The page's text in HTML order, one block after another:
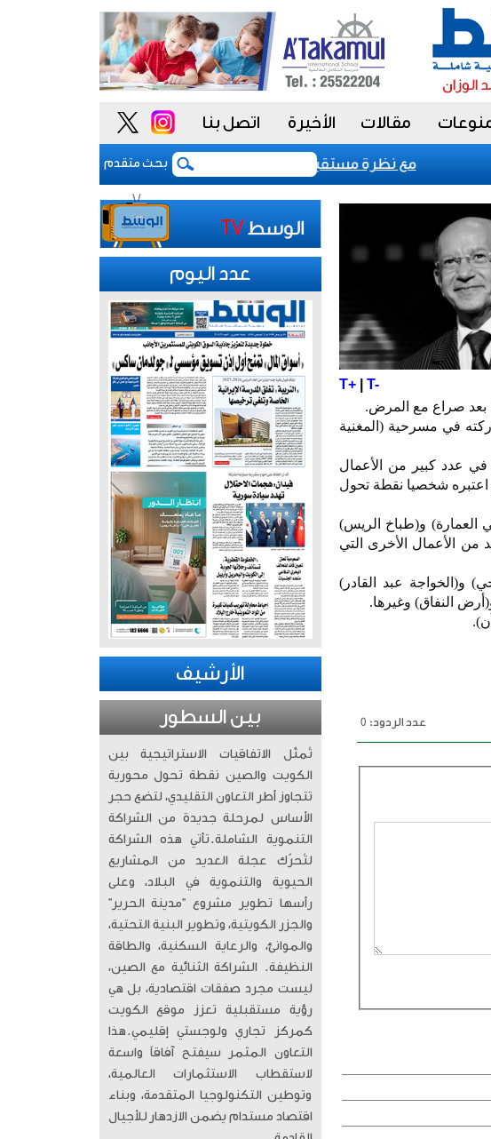
مقالات الأخيرة اتصل بنا
بحث متقدم بعد 5 أشهر من الحرب.. بوادر اتفاق "وشيك" لفتح مضيق هرمز «فيتش» تؤكد التصنيف السيادي للكويت عند «-aa» مع نظرة مستقبلية مستقرة
T+| T-
مشواره الفني عام 1981 من خلال مشاركته في مسرحية (المغنية
في عدد كبير من الأعمال
اعتبره شخصيا نقطة تحول
العمارة) و(طباخ الريس)
من الأعمال الأخرى التي
و(الخواجة عبد القادر)
النفاق) وغيرها.
عدد الردود: 0
عدد اليوم
الأرشيف
بين السطور
تُمثّل الاتفاقيات الاستراتيجية بين
الكويت والصين نقطة تحول محورية
تتجاوز أطر التعاون التقليدي، لتضع حجر
الأساس لمرحلة جديدة من الشراكة
التنموية الشاملة. ​تأتي هذه الشراكة
لتُحرّك عجلة العديد من المشاريع
الحيوية والتنموية في البلاد، وعلى
رأسها تطوير مشروع “مدينة الحرير”
والجزر الكويتية، وتطوير البنية التحتية،
والموانئ، والرعاية السكنية، والطاقة
النظيفة. الشراكة الثنائية مع الصين،
ليست مجرد صفقات اقتصادية، بل هي
رؤية مستقبلية تعزز موقع الكويت
كمركز تجاري ولوجستي إقليمي. ​هذا
التعاون المثمر سيفتح آفاقاً واسعة
لاستقطاب الاستثمارات العالمية،
وتوطين التكنولوجيا المتقدمة، وبناء
اقتصاد مستدام يضمن الازدهار للأجيال